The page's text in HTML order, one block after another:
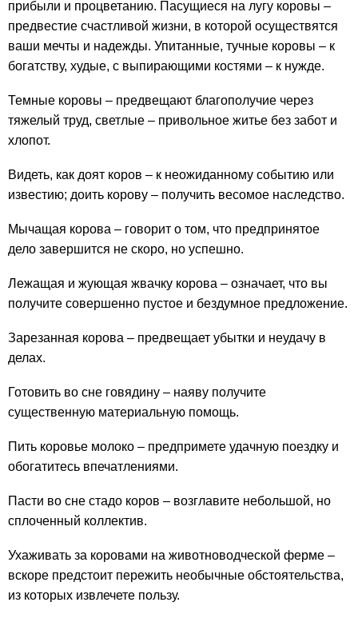
прибыли и процветанию. Пасущиеся на лугу коровы –
предвестие счастливой жизни, в которой осуществятся
ваши мечты и надежды. Упитанные, тучные коровы – к
богатству, худые, с выпирающими костями – к нужде.
Темные коровы – предвещают благополучие через
тяжелый труд, светлые – привольное житье без забот и
хлопот.
Видеть, как доят коров – к неожиданному событию или
известию; доить корову – получить весомое наследство.
Мычащая корова – говорит о том, что предпринятое
дело завершится не скоро, но успешно.
Лежащая и жующая жвачку корова – означает, что вы
получите совершенно пустое и бездумное предложение.
Зарезанная корова – предвещает убытки и неудачу в
делах.
Готовить во сне говядину – наяву получите
существенную материальную помощь.
Пить коровье молоко – предпримете удачную поездку и
обогатитесь впечатлениями.
Пасти во сне стадо коров – возглавите небольшой, но
сплоченный коллектив.
Ухаживать за коровами на животноводческой ферме –
вскоре предстоит пережить необычные обстоятельства,
из которых извлечете пользу.